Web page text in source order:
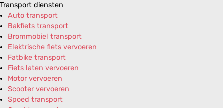
Transport diensten
Auto transport
Bakfiets transport
Brommobiel transport
Elektrische fiets vervoeren
Fatbike transport
Fiets laten vervoeren
Motor vervoeren
Scooter vervoeren
Spoed transport